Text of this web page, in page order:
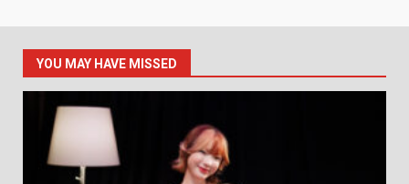
YOU MAY HAVE MISSED